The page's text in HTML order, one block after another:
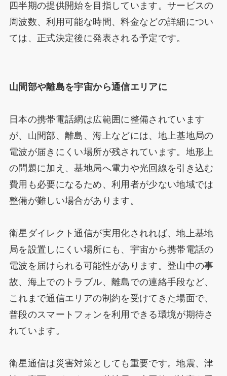
四半期の提供開始を目指しています。サービスの
周波数、利用可能な時間、料金などの詳細につい
ては、正式決定後に発表される予定です。
山間部や離島を宇宙から通信エリアに
日本の携帯電話網は広範囲に整備されています
が、山間部、離島、海上などには、地上基地局の
電波が届きにくい場所が残されています。地形上
の問題に加え、基地局へ電力や光回線を引き込む
費用も必要になるため、利用者が少ない地域では
整備が難しい場合があります。
衛星ダイレクト通信が実用化されれば、地上基地
局を設置しにくい場所にも、宇宙から携帯電話の
電波を届けられる可能性があります。登山中の事
故、海上でのトラブル、離島での連絡手段など、
これまで通信エリアの制約を受けてきた場面で、
普段のスマートフォンを利用できる環境が期待さ
れています。
衛星通信は災害対策としても重要です。地震、津